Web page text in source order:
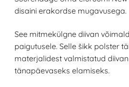
disaini erakordse mugavusega.
See mitmekülgne diivan
paigutusele. Selle šikk polster
materjalidest valmistatud
tänapäevaseks elamiseks.